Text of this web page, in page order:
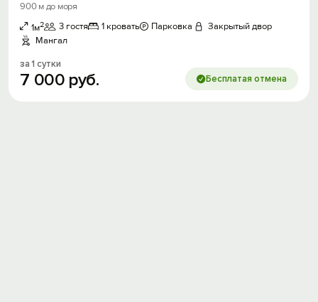
900 м до моря
1м2 3 гостя 1 кровать Парковка
Закрытый двор
Мангал
за 1 сутки
7 000 руб. Бесплатая отмена